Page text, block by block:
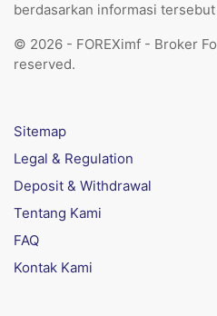
berdasarkan informasi tersebut
© 2026 - FOREXimf - Broker
reserved.
Sitemap
Legal & Regulation
Deposit & Withdrawal
Tentang Kami
FAQ
Kontak Kami